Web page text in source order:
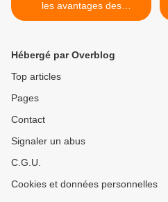
les avantages des
fonctionnaires en matière
Hébergé par Overblog
Top articles
Pages
Contact
Signaler un abus
C.G.U.
Cookies et données personnelles